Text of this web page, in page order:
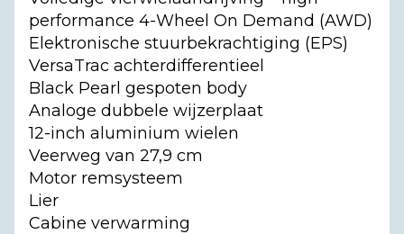
performance 4-Wheel On Demand (AWD)
Elektronische stuurbekrachtiging (EPS)
VersaTrac achterdifferentieel
Black Pearl gespoten body
Analoge dubbele wijzerplaat
12-inch aluminium wielen
Veerweg van 27,9 cm
Motor remsysteem
Lier
Cabine verwarming